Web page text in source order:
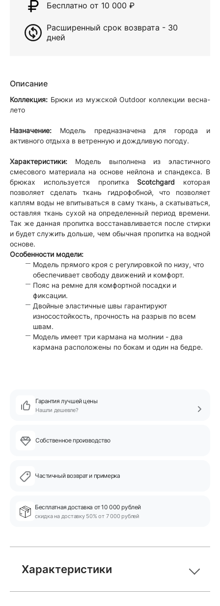
Бесплатно от 10 000 ₽
Расширенный срок возврата - 30
дней
Описание
Коллекция: Брюки из мужской Outdoor коллекции весна-
лето
Назначение: Модель предназначена для города и
активного отдыха в ветренную и дождливую погоду.
Характеристики: Модель выполнена из эластичного
смесового материала на основе нейлона и спандекса. В
брюках используется пропитка Scotchgard которая
позволяет сделать ткань гидрофобной, что позволяет
каплям воды не впитываться в саму ткань, а скатываться,
оставляя ткань сухой на определенный период времени.
Так же данная пропитка восстанавливается после стирки
и будет служить дольше, чем обычная пропитка на водной
основе.
Особенности модели:
Модель прямого кроя с регулировкой по низу, что
обеспечивает свободу движений и комфорт.
Пояс на ремне для комфортной посадки и
фиксации.
Двойные эластичные швы гарантируют
износостойкость, прочность на разрыв по всем
швам.
Модель имеет три кармана на молнии - два
кармана расположены по бокам и один на бедре.
Гарантия лучшей цены
Нашли дешевле?
Собственное производство
Частичный возврат и примерка
Бесплатная доставка от 10 000 рублей
скидка на доставку 50% от 7 000 рублей
Характеристики